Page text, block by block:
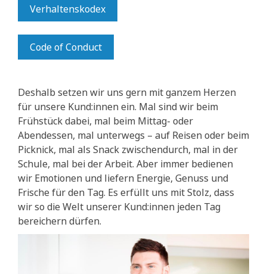
Verhaltenskodex
Code of Conduct
Deshalb setzen wir uns gern mit ganzem Herzen
für unsere Kund:innen ein. Mal sind wir beim
Frühstück dabei, mal beim Mittag- oder
Abendessen, mal unterwegs – auf Reisen oder beim
Picknick, mal als Snack zwischendurch, mal in der
Schule, mal bei der Arbeit. Aber immer bedienen
wir Emotionen und liefern Energie, Genuss und
Frische für den Tag. Es erfüllt uns mit Stolz, dass
wir so die Welt unserer Kund:innen jeden Tag
bereichern dürfen.